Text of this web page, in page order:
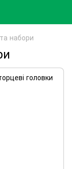
набори